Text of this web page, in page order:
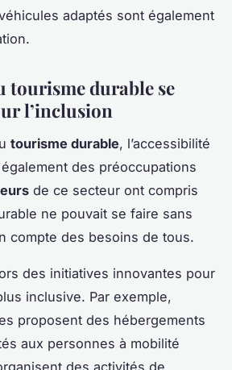
adaptés sont également
tourisme durable se
l’inclusion
tourisme durable, l’accessibilité
des préoccupations
de ce secteur ont compris
ne pouvait se faire sans
compte des besoins de tous.
des initiatives innovantes pour
inclusive. Par exemple,
proposent des hébergements
aux personnes à mobilité
des activités de